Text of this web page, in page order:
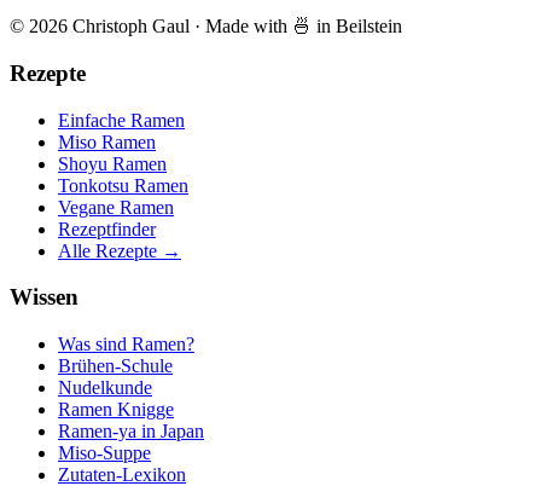
© 2026 Christoph Gaul · Made with 🍜 in Beilstein
Rezepte
Einfache Ramen
Miso Ramen
Shoyu Ramen
Tonkotsu Ramen
Vegane Ramen
Rezeptfinder
Alle Rezepte →
Wissen
Was sind Ramen?
Brühen-Schule
Nudelkunde
Ramen Knigge
Ramen-ya in Japan
Miso-Suppe
Zutaten-Lexikon